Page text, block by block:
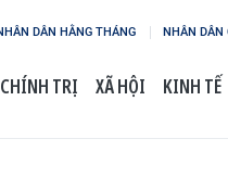
DÂN HẰNG THÁNG NHÂN DÂN
CHÍNH TRỊ XÃ HỘI KINH TẾ